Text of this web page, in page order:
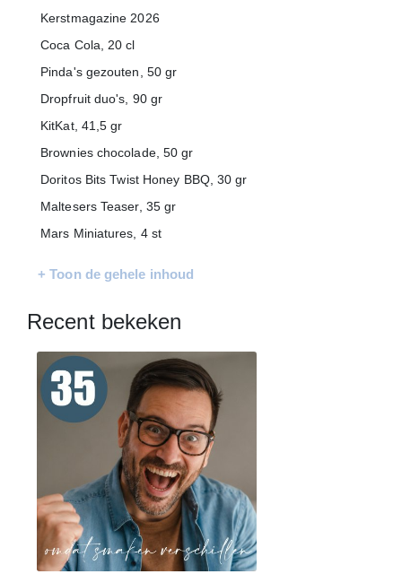
Kerstmagazine 2026
Coca Cola, 20 cl
Pinda's gezouten, 50 gr
Dropfruit duo's, 90 gr
KitKat, 41,5 gr
Brownies chocolade, 50 gr
Doritos Bits Twist Honey BBQ, 30 gr
Maltesers Teaser, 35 gr
Mars Miniatures, 4 st
Pretzel sticks, 180 gr
Lay's Sensations Sweet Chili, 40 gr
Verpakt in een feestelijke kerstdoos
+ Toon de gehele inhoud
Recent bekeken